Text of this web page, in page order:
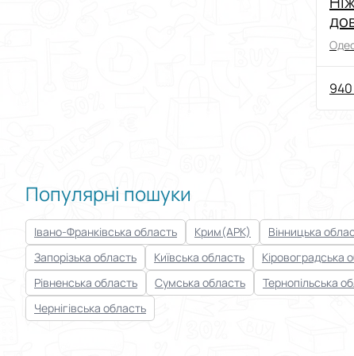
940
Популярні пошуки
Івано-Франківська область Крим(АРК) Вінницька
Запорізька область
Київська область Кіровоградська
Рівненська область
Сумська область Тернопільська
Чернігівська область